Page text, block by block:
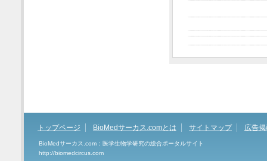
トップページ BioMedサーカス.comとは サイトマップ 広告
BioMedサーカス.com：医学生物学研究の総合ポータルサイト
http://biomedcircus.com